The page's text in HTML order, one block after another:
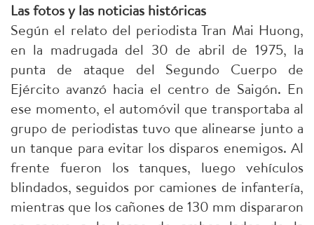
Las fotos y las noticias históricas
Según el relato del periodista Tran Mai Huong,
en la madrugada del 30 de abril de 1975, la
punta de ataque del Segundo Cuerpo de
Ejército avanzó hacia el centro de Saigón. En
ese momento, el automóvil que transportaba al
grupo de periodistas tuvo que alinearse junto a
un tanque para evitar los disparos enemigos. Al
frente fueron los tanques, luego vehículos
blindados, seguidos por camiones de infantería,
mientras que los cañones de 130 mm dispararon